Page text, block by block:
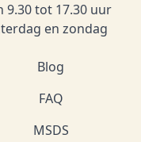
9.30 tot 17.30 uur
en zondag
Blog
FAQ
MSDS